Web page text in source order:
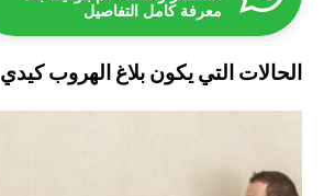
معرفة كامل التفاصيل
الحالات التي يكون بلاغ الهروب كيدي